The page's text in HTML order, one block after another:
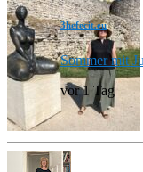
3hefecit.eu
Sommer mit
vor 1 Tag